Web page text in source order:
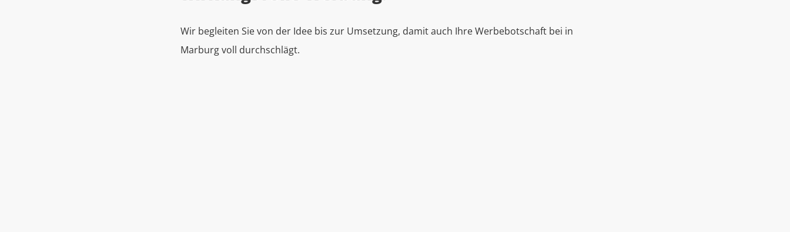
Wir begleiten Sie von der Idee bis zur Umsetzung, damit auch Ihre Werbebotschaft bei in
Marburg voll durchschlägt.